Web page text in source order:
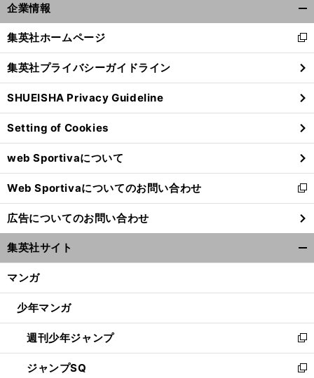
企業情報
閉
る
集英社ホームページ
新
し
い
ウ
ィ
ン
ド
ウ
で
開
く
集英社プライバシーガイドライン
SHUEISHA Privacy Guideline
Setting of Cookies
web Sportivaについて
Web Sportivaについてのお問い合わせ
新
し
い
ウ
ィ
ン
ウ
開
く
広告についてのお問い合わせ
集英社サイト
マンガ
少年マンガ
週刊少年ジャンプ
新
し
い
ジャンプSQ
新